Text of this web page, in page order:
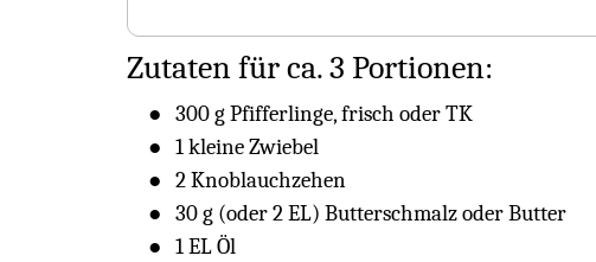
Zutaten für ca. 3 Portionen:
300 g Pfifferlinge, frisch oder TK
1 kleine Zwiebel
2 Knoblauchzehen
30 g (oder 2 EL) Butterschmalz oder Butter
1 EL Öl